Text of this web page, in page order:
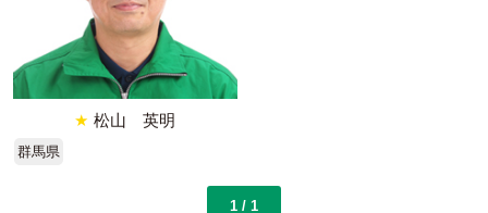
★ 松山 英明
群馬県
1 / 1